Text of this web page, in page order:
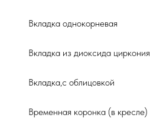
Вкладка из диоксида циркония
Вкладка однокорневая
Вкладка,с облицовкой
Временная коронка (в кресле)